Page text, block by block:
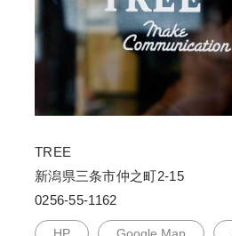
TREE
新潟県三条市仲之町2-15
0256-55-1162